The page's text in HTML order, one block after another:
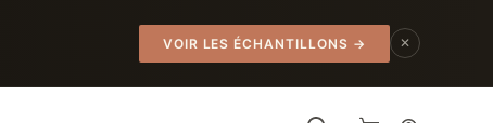
VOIR LES ÉCHANTILLONS → ✕